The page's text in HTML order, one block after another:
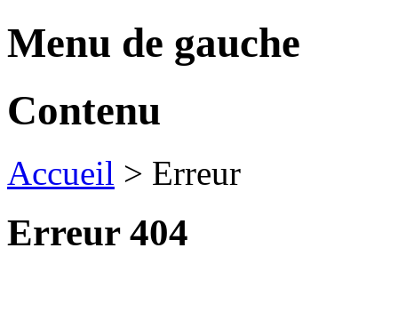
Menu de gauche
Contenu
Accueil > Erreur
Erreur 404